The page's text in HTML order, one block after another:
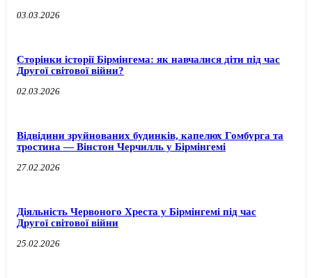
03.03.2026
Сторінки історії Бірмінгема: як навчалися діти під час
Другої світової війни?
02.03.2026
Відвідини зруйнованих будинків, капелюх Гомбурга та
тростина — Вінстон Черчилль у Бірмінгемі
27.02.2026
Діяльність Червоного Хреста у Бірмінгемі під час
Другої світової війни
25.02.2026